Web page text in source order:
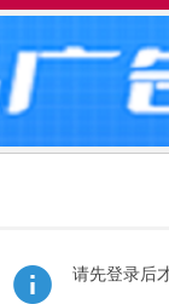
请先登录后